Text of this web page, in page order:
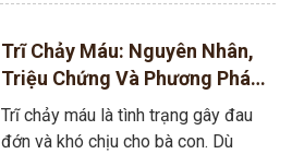
Trĩ Chảy Máu: Nguyên Nhân,
Triệu Chứng Và Phương Pháp
Điều Trị Hiệu Quả
Trĩ chảy máu là tình trạng gây đau
đớn và khó chịu cho bà con. Dù